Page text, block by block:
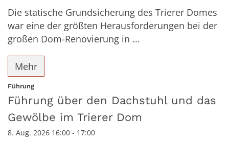
Die statische Grundsicherung des Trierer Domes
war eine der größten Herausforderungen bei der
großen Dom-Renovierung in ...
Mehr
Führung:
Führung über den Dachstuhl und das
Gewölbe im Trierer Dom
8. Aug. 2026 16:00 - 17:00